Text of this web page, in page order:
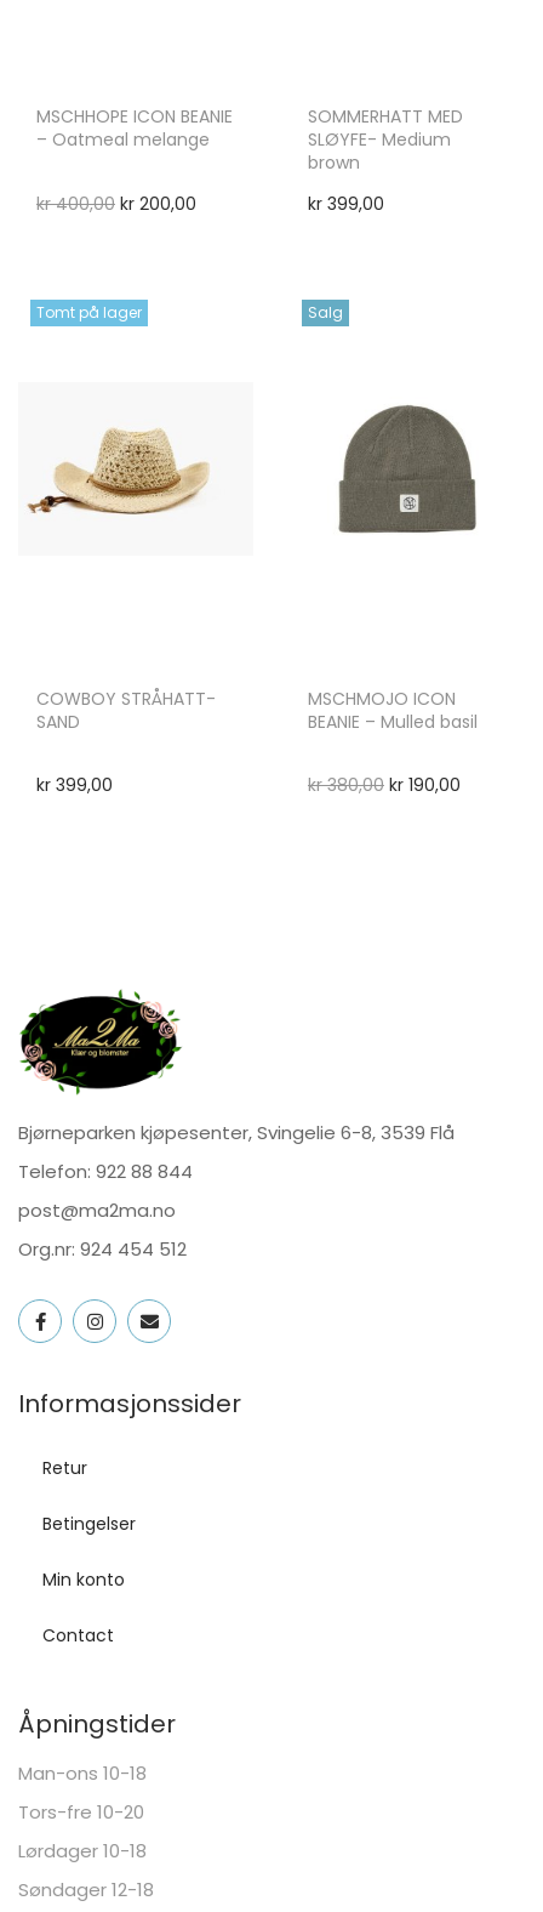
MSCHHOPE ICON BEANIE
– Oatmeal melange
kr400,00 kr 200,00
SOMMERHATT MED
SLØYFE- Medium
brown
kr399,00
Tomt på lager
COWBOY STRÅHATT-
SAND
kr 399,00
Salg
MSCHMOJO ICON
BEANIE – Mulled basil
kr380,00 kr190,00
Bjørneparken kjøpesenter, Svingelie 6-8, 3539 Flå
Telefon: 922 88 844
post@ma2ma.no
Org.nr: 924 454 512
Informasjonssider
Retur
Betingelser
Min konto
Contact
Åpningstider
Man-ons 10-18
Tors-fre 10-20
Lørdager 10-18
Søndager 12-18